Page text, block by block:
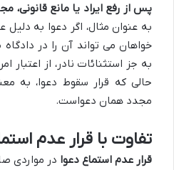
پس از رفع ایراد یا مانع قانونی،
به عنوان مثال، اگر دعوا به
خواهان می تواند آن را در
به جز استثنائات نادر، از اعتبار
حالی که قرار سقوط دعوا، به
مجدد همان دعواست.
تفاوت با قرار عدم
قرار عدم استماع دعوا در مواردی